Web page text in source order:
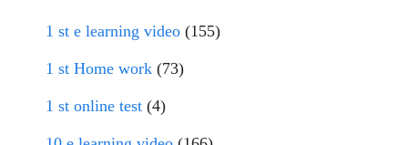
1 st e learning video (155)
1 st Home work (73)
1 st online test (4)